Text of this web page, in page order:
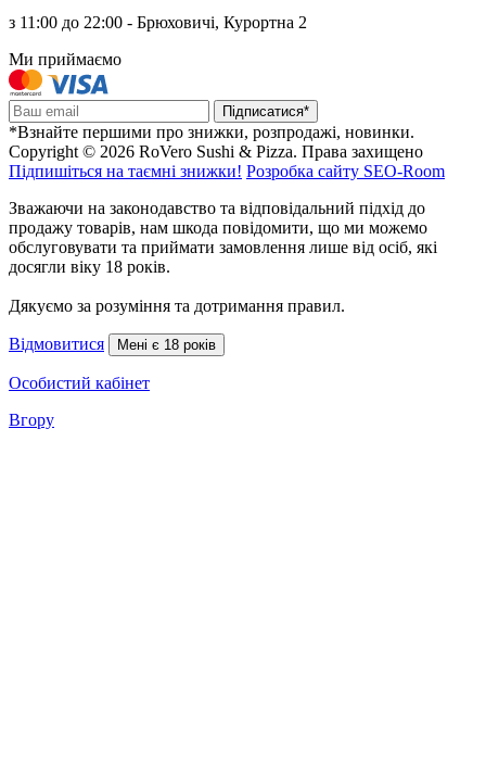
з 11:00 до 22:00 - Брюховичі, Курортна 2
Ми приймаємо
Підписатися*
*Взнайте першими про знижки, розпродажі, новинки.
Copyright © 2026 RoVero Sushi & Pizza. Права захищено
Підпишіться на таємні знижки! Розробка сайту SEO-Room
Зважаючи на законодавство та відповідальний підхід до
продажу товарів, нам шкода повідомити, що ми можемо
обслуговувати та приймати замовлення лише від осіб, які
досягли віку 18 років.
Дякуємо за розуміння та дотримання правил.
Відмовитися Мені є 18 років
Особистий кабінет
Вгору